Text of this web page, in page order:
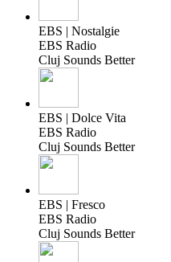
EBS | Nostalgie
EBS Radio
Cluj Sounds Better
EBS | Dolce Vita
EBS Radio
Cluj Sounds Better
EBS | Fresco
EBS Radio
Cluj Sounds Better